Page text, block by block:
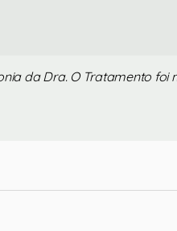
da Dra. O Tratamento foi